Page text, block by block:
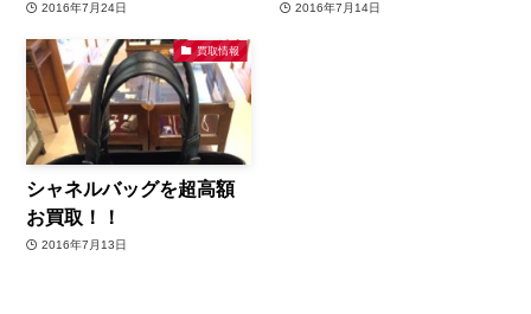
2016年7月24日 2016年7月14日
買取情報
シャネルバッグを超高額
お買取！！
2016年7月13日